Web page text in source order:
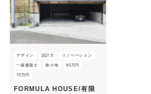
デザイン 設計力 リノベーション
一級建築士 狭小地 60万円
70万円
FORMULA HOUSE/有限